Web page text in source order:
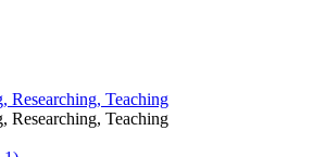
Teaching
Teaching